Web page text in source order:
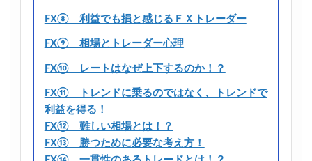
FX⑧ 利益でも損と感じるＦＸトレーダー
FX⑨ 相場とトレーダー心理
FX⑩ レートはなぜ上下するのか！？
FX⑪ トレンドに乗るのではなく、トレンドで
利益を得る！
FX⑫ 難しい相場とは！？
FX⑬ 勝つために必要な考え方！